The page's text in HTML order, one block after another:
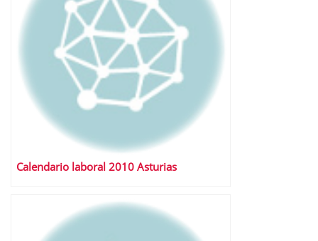
Calendario laboral 2010 Asturias